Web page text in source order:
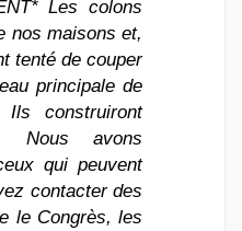
Les colons
nos maisons et,
tenté de couper
principale de
Ils construiront
Nous avons
qui peuvent
contacter des
le Congrès, les